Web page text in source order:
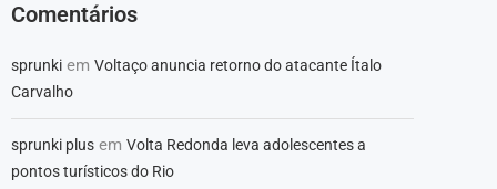
Comentários
sprunki em Voltaço anuncia retorno do atacante Ítalo
Carvalho
sprunki plus em Volta Redonda leva adolescentes a
pontos turísticos do Rio